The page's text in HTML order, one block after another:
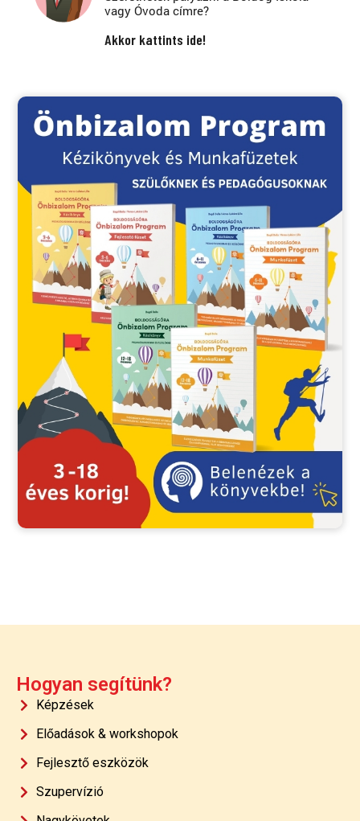
vagy Óvoda címre?
Akkor kattints ide!
Hogyan segítünk?
Képzések
Előadások & workshopok
Fejlesztő eszközök
Szupervízió